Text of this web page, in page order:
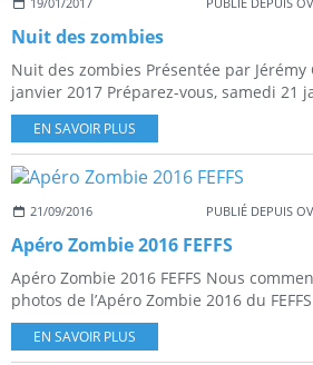
Nuit des zombies
Nuit des zombies Présentée par Jérémy
janvier 2017 Préparez-vous, samedi 21
EN SAVOIR PLUS
21/09/2016 PUBLIÉ DEPUIS
Apéro Zombie 2016 FEFFS
Apéro Zombie 2016 FEFFS Nous
photos de l’Apéro Zombie 2016 du
EN SAVOIR PLUS